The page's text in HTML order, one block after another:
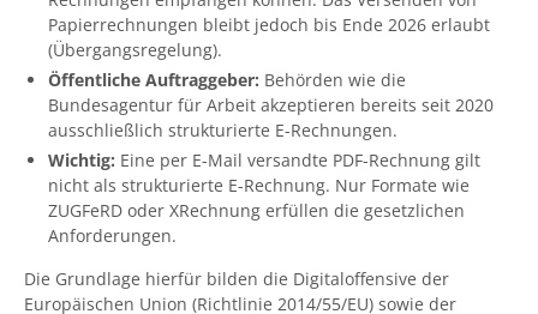
Papierrechnungen bleibt jedoch bis Ende 2026 erlaubt
(Übergangsregelung).
Öffentliche Auftraggeber: Behörden wie die
Bundesagentur für Arbeit akzeptieren bereits seit 2020
ausschließlich strukturierte E-Rechnungen.
Wichtig: Eine per E-Mail versandte PDF-Rechnung gilt
nicht als strukturierte E-Rechnung. Nur Formate wie
ZUGFeRD oder XRechnung erfüllen die gesetzlichen
Anforderungen.
Die Grundlage hierfür bilden die Digitaloffensive der
Europäischen Union (Richtlinie 2014/55/EU) sowie der